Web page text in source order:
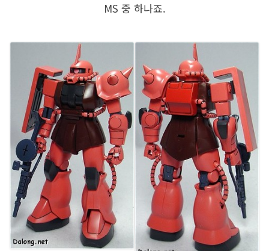
MS 중 하나죠.